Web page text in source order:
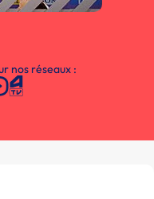
nos réseaux :